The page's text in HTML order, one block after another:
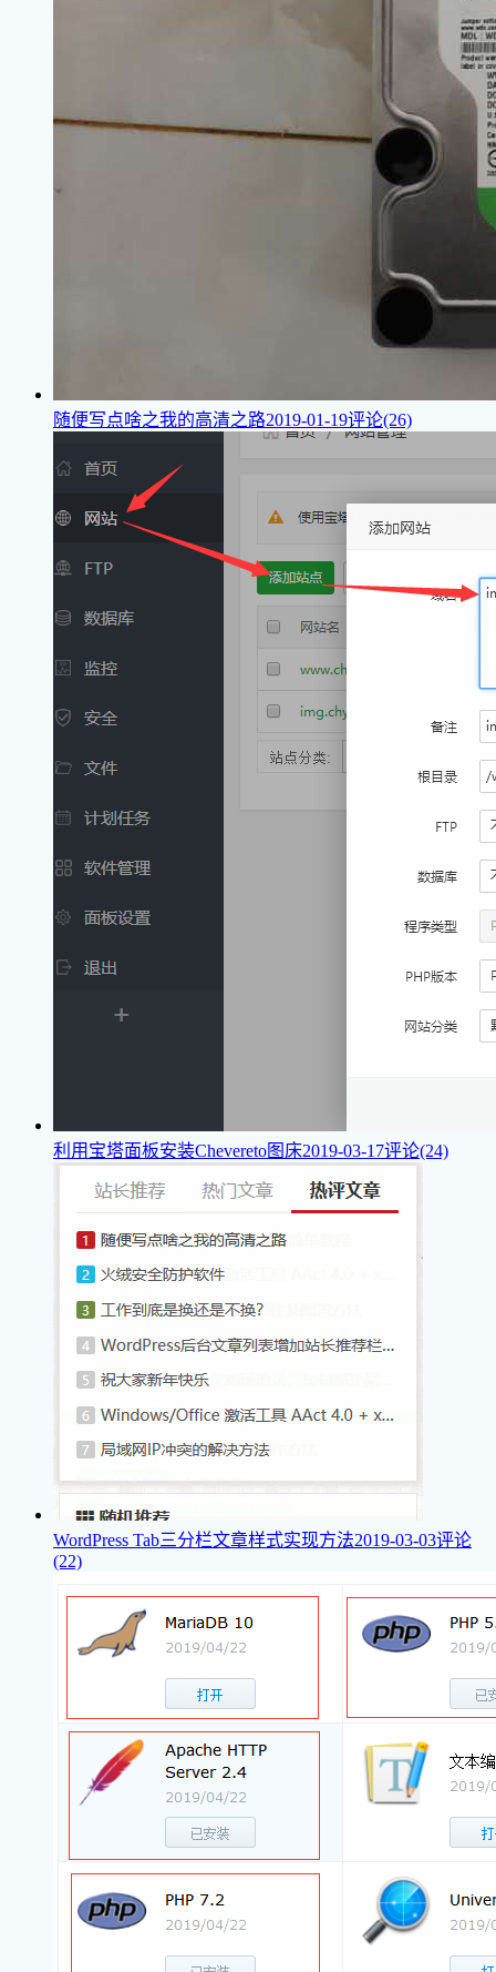
随便写点啥之我的高清之路2019-01-19评论(26)
利用宝塔面板安装Chevereto图床2019-03-17评论(24)
WordPress Tab三分栏文章样式实现方法2019-03-03评论
(22)